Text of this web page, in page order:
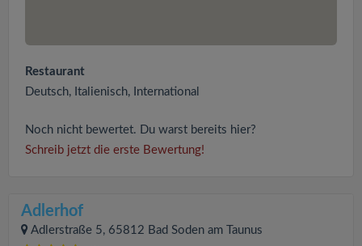
Restaurant
Deutsch, Italienisch, International
Noch nicht bewertet. Du warst bereits hier?
Schreib jetzt die erste Bewertung!
Adlerhof
Adlerstraße 5, 65812 Bad Soden am Taunus